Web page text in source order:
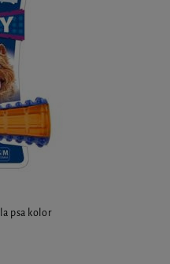
psa kolor